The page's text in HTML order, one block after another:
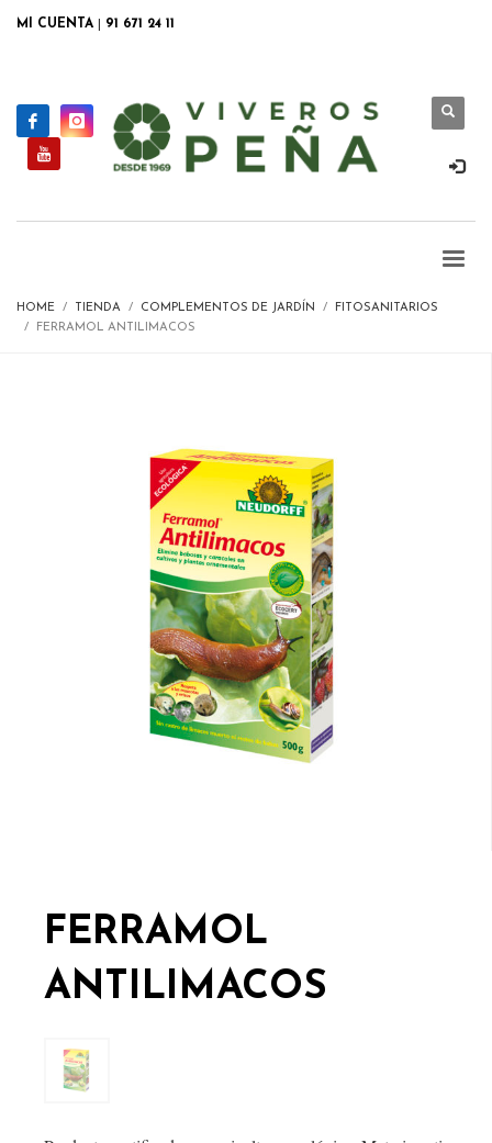
MI CUENTA 91 671 24 11
HOME TIENDA COMPLEMENTOS DE JARDÍN
FITOSANITARIOS
FERRAMOL ANTILIMACOS
FERRAMOL
ANTILIMACOS